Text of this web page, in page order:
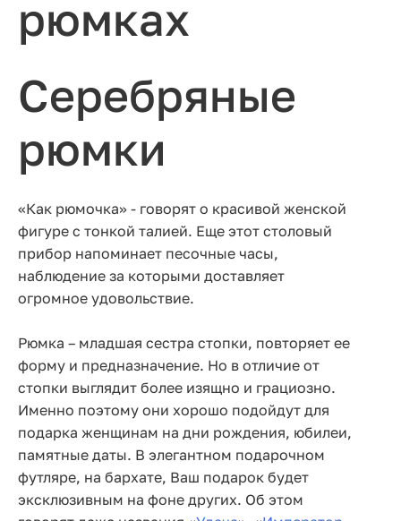
рюмках
Серебряные
рюмки
«Как рюмочка» - говорят о красивой женской
фигуре с тонкой талией. Еще этот столовый
прибор напоминает песочные часы,
наблюдение за которыми доставляет
огромное удовольствие.
Рюмка – младшая сестра стопки, повторяет ее
форму и предназначение. Но в отличие от
стопки выглядит более изящно и грациозно.
Именно поэтому они хорошо подойдут для
подарка женщинам на дни рождения, юбилеи,
памятные даты. В элегантном подарочном
футляре, на бархате, Ваш подарок будет
эксклюзивным на фоне других. Об этом